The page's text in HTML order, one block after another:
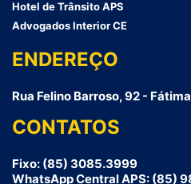
Hotel de Trânsito APS
Advogados Interior CE
ENDEREÇO
Rua Felino Barroso, 92 -
CONTATOS
Fixo: (85) 3085.3999
WhatsApp Central APS: (85)